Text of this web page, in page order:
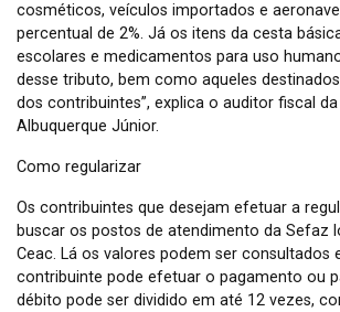
cosméticos, veículos importados e
percentual de 2%. Já os itens da cesta
escolares e medicamentos para uso
desse tributo, bem como aqueles
dos contribuintes”, explica o auditor fiscal
Albuquerque Júnior.
Como regularizar
Os contribuintes que desejam efetuar a
buscar os postos de atendimento da Sefaz
Ceac. Lá os valores podem ser consultados
contribuinte pode efetuar o pagamento ou
débito pode ser dividido em até 12 vezes,